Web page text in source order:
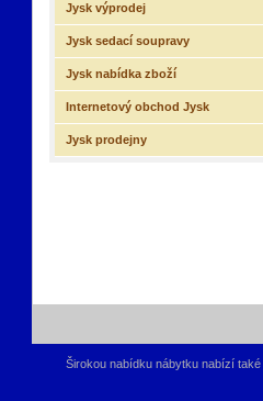
Jysk výprodej
Jysk sedací soupravy
Jysk nabídka zboží
Internetový obchod Jysk
Jysk prodejny
Širokou nabídku nábytku nabízí také